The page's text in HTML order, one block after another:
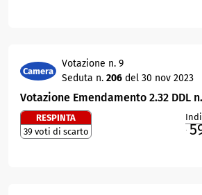
Camera
Votazione n. 9
Seduta n. 206 del 30 nov 2023
Votazione Emendamento 2.32 DDL
RESPINTA
39 voti di scarto